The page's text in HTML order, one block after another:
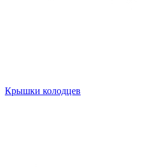
Крышки колодцев